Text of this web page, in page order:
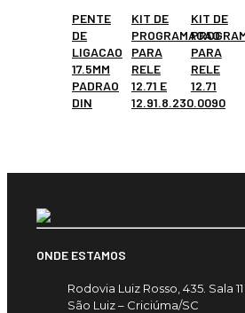
PENTE
DE
LIGACAO
17.5MM
PADRAO
DIN
KIT DE
PROGRAMACAO
PARA
RELE
12.71 E
12.91.8.230.0090
KIT DE
PARA
RELE
12.71
ONDE ESTAMOS
Rodovia Luiz Rosso, 435. Sala
São Luiz – Criciúma/SC